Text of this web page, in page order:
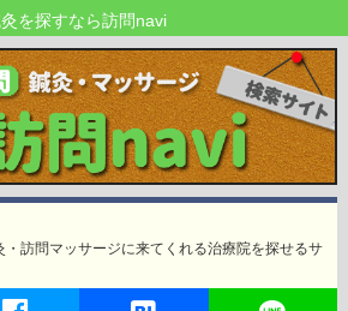
を探すなら訪問navi
訪問マッサージに来てくれる治療院を探せるサ